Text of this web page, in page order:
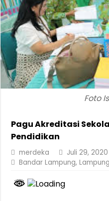
Foto
Pagu Akreditasi
Pendidikan
merdeka
Juli 29, 2020
Bandar Lampung,